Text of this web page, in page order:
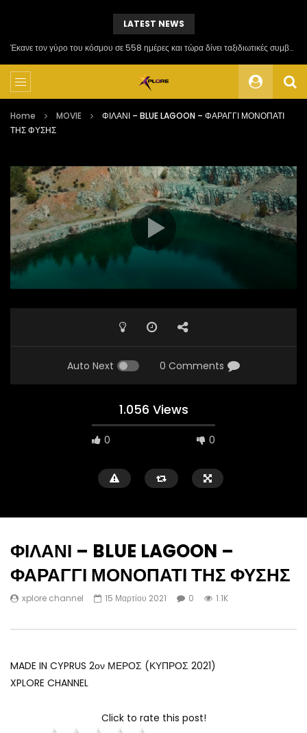
LATEST NEWS
Έκανε τον γύρο του κόσμου σε 558 ημέρες και τώρα δίνει ταξιδιωτικές συμβουλές
Home MOVIE
ΦΙΛΑΝΙ – BLUE LAGOON – ΦΑΡΑΓΓΙ ΜΟΝΟΠΑΤΙ
ΤΗΣ ΦΥΣΗΣ
Αναπαραγωγής
Βίντεο
Auto Next 0 Comments
1.056 Views
0 0
ΦΙΛΑΝΙ – BLUE LAGOON –
ΦΑΡΑΓΓΙ ΜΟΝΟΠΑΤΙ ΤΗΣ ΦΥΣΗΣ
xplore channel 15 Μαρτίου 2021 0 1.1K
MADE IN CYPRUS 2ον ΜΕΡΟΣ (ΚΥΠΡΟΣ 2021)
XPLORE CHANNEL
Click to rate this post!